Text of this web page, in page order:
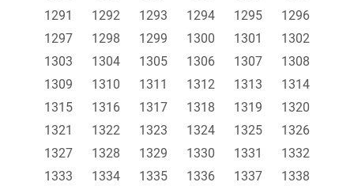
1291
1292 1293 1294 1295
1296
1297
1298 1299 1300 1301
1302
1303
1304 1305 1306 1307
1308
1309
1310 1311 1312 1313
1314
1315
1316 1317 1318 1319
1320
1321
1322 1323 1324 1325
1326
1327
1328 1329 1330 1331
1332
1333
1334 1335 1336 1337
1338